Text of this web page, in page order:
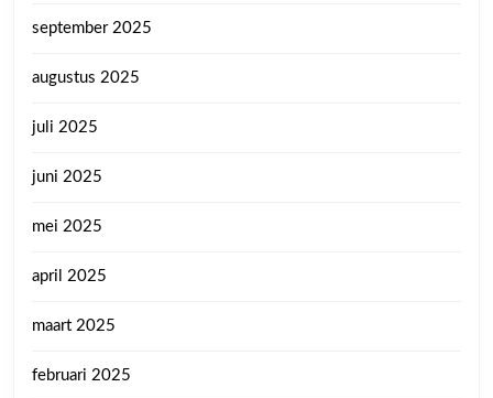
september 2025
augustus 2025
juli 2025
juni 2025
mei 2025
april 2025
maart 2025
februari 2025